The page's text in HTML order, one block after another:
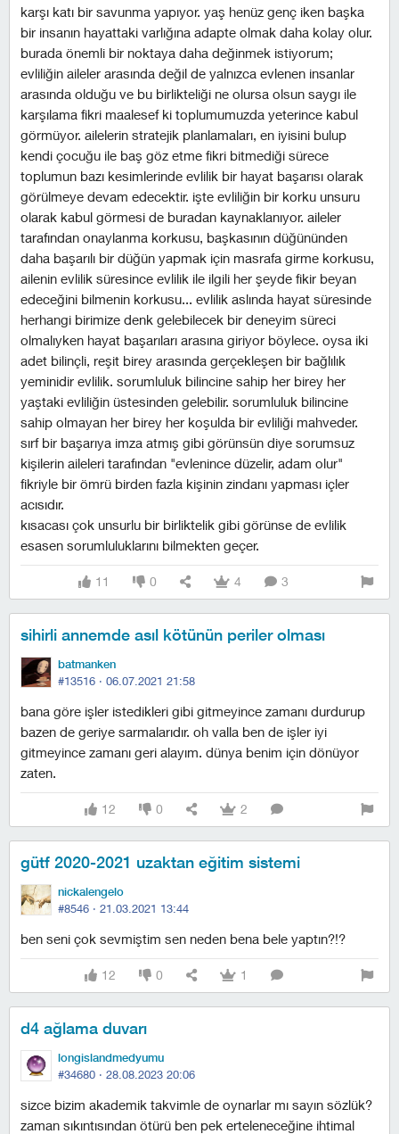
karşı katı bir savunma yapıyor. yaş henüz genç iken başka
bir insanın hayattaki varlığına adapte olmak daha kolay olur.
burada önemli bir noktaya daha değinmek istiyorum;
evliliğin aileler arasında değil de yalnızca evlenen insanlar
arasında olduğu ve bu birlikteliği ne olursa olsun saygı ile
karşılama fikri maalesef ki toplumumuzda yeterince kabul
görmüyor. ailelerin stratejik planlamaları, en iyisini bulup
kendi çocuğu ile baş göz etme fikri bitmediği sürece
toplumun bazı kesimlerinde evlilik bir hayat başarısı olarak
görülmeye devam edecektir. i̇şte evliliğin bir korku unsuru
olarak kabul görmesi de buradan kaynaklanıyor. aileler
tarafından onaylanma korkusu, başkasının düğününden
daha başarılı bir düğün yapmak için masrafa girme korkusu,
ailenin evlilik süresince evlilik ile ilgili her şeyde fikir beyan
edeceğini bilmenin korkusu... evlilik aslında hayat süresinde
herhangi birimize denk gelebilecek bir deneyim süreci
olmalıyken hayat başarıları arasına giriyor böylece. oysa iki
adet bilinçli, reşit birey arasında gerçekleşen bir bağlılık
yeminidir evlilik. sorumluluk bilincine sahip her birey her
yaştaki evliliğin üstesinden gelebilir. sorumluluk bilincine
sahip olmayan her birey her koşulda bir evliliği mahveder.
sırf bir başarıya imza atmış gibi görünsün diye sorumsuz
kişilerin aileleri tarafından "evlenince düzelir, adam olur"
fikriyle bir ömrü birden fazla kişinin zindanı yapması içler
acısıdır.
kısacası çok unsurlu bir birliktelik gibi görünse de evlilik
esasen sorumluluklarını bilmekten geçer.
11 0 4 3
sihirli annemde asıl kötünün periler olması
batmanken
#13516 · 06.07.2021 21:58
bana göre işler istedikleri gibi gitmeyince zamanı durdurup
bazen de geriye sarmalarıdır. oh valla ben de işler iyi
gitmeyince zamanı geri alayım. dünya benim için dönüyor
zaten.
12 0 2
gütf 2020-2021 uzaktan eğitim sistemi
nickalengelo
#8546 · 21.03.2021 13:44
ben seni çok sevmiştim sen neden bena bele yaptın?!?
12 0 1
d4 ağlama duvarı
longislandmedyumu
#34680 · 28.08.2023 20:06
sizce bizim akademik takvimle de oynarlar mı sayın sözlük?
zaman sıkıntısından ötürü ben pek erteleneceğine ihtimal